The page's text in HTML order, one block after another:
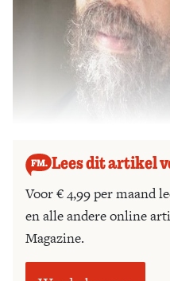
Lees dit artikel
Voor € 4,99 per maand
en alle andere online
Magazine.